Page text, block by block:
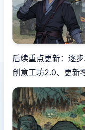
后续重点更新：逐
创意工坊2.0、更新